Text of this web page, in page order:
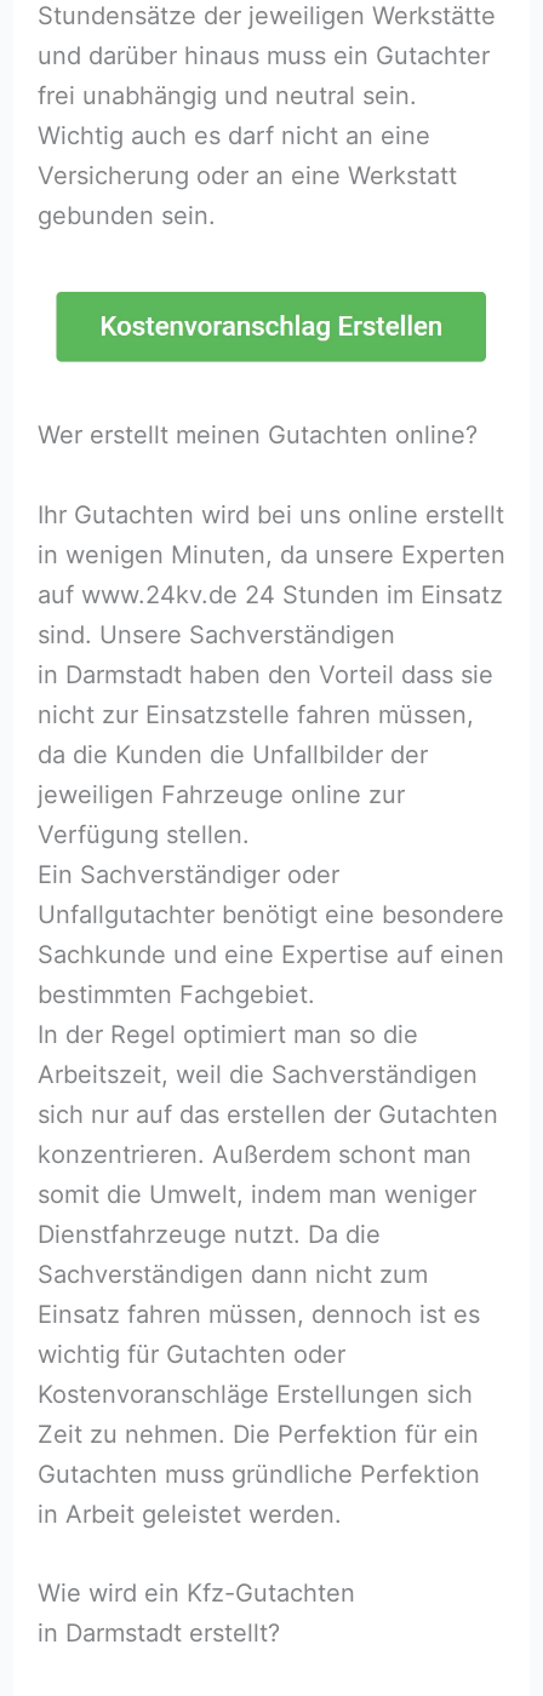
Stundensätze der jeweiligen Werkstätte
und darüber hinaus muss ein Gutachter
frei unabhängig und neutral sein.
Wichtig auch es darf nicht an eine
Versicherung oder an eine Werkstatt
gebunden sein.
Wer erstellt meinen Gutachten online?
Ihr Gutachten wird bei uns online erstellt
in wenigen Minuten, da unsere Experten
auf www.24kv.de 24 Stunden im Einsatz
sind. Unsere Sachverständigen
in Darmstadt haben den Vorteil dass sie
nicht zur Einsatzstelle fahren müssen,
da die Kunden die Unfallbilder der
jeweiligen Fahrzeuge online zur
Verfügung stellen.
Ein Sachverständiger oder
Unfallgutachter benötigt eine besondere
Sachkunde und eine Expertise auf einen
bestimmten Fachgebiet.
In der Regel optimiert man so die
Arbeitszeit, weil die Sachverständigen
sich nur auf das erstellen der Gutachten
konzentrieren. Außerdem schont man
somit die Umwelt, indem man weniger
Dienstfahrzeuge nutzt. Da die
Sachverständigen dann nicht zum
Einsatz fahren müssen, dennoch ist es
wichtig für Gutachten oder
Kostenvoranschläge Erstellungen sich
Zeit zu nehmen. Die Perfektion für ein
Gutachten muss gründliche Perfektion
in Arbeit geleistet werden.
Wie wird ein Kfz-Gutachten
in Darmstadt erstellt?